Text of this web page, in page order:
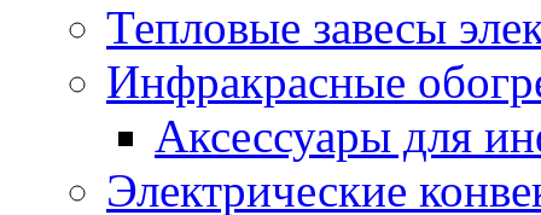
Тепловые завесы
Инфракрасные
Аксессуары для
Электрические